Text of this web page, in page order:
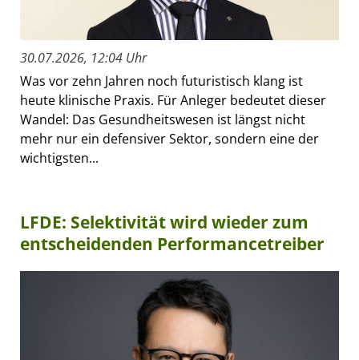
30.07.2026, 12:04 Uhr
Was vor zehn Jahren noch futuristisch klang ist
heute klinische Praxis. Für Anleger bedeutet dieser
Wandel: Das Gesundheitswesen ist längst nicht
mehr nur ein defensiver Sektor, sondern eine der
wichtigsten...
LFDE: Selektivität wird wieder zum
entscheidenden Performancetreiber